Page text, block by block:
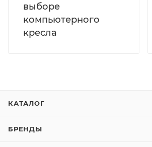
выборе
компьютерного
кресла
КАТАЛОГ
БРЕНДЫ